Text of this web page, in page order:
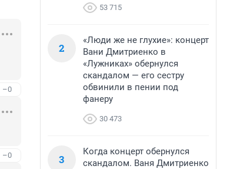
–0
–0
53 715
2
«Люди же не глухие»: концерт
Вани Дмитриенко в
«Лужниках» обернулся
скандалом — его сестру
обвинили в пении под
фанеру
30 473
3
Когда концерт обернулся
скандалом. Ваня Дмитриенко